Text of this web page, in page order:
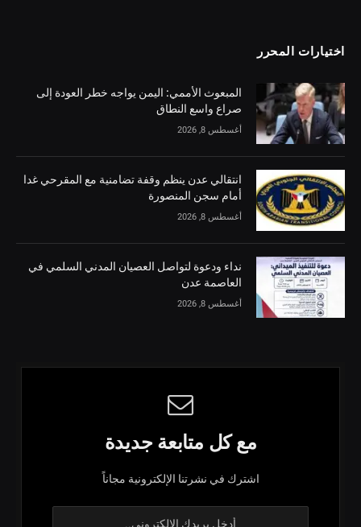
اختيارات المحرر
المبعوث الأممي: اليمن يواجه خطر العودة إلى
صراع واسع النطاق
أغسطس 8, 2026
انتقالي عدن ينظم وقفة تضامنية مع المقرحي غدا
أمام سجن المنصورة
أغسطس 8, 2026
نداء ودعوة لتواصل العصيان المدني السلمي في
العاصمة عدن
أغسطس 8, 2026
مع كل متابعة جديدة
اشترك في نشرتنا الإلكترونية مجاناً